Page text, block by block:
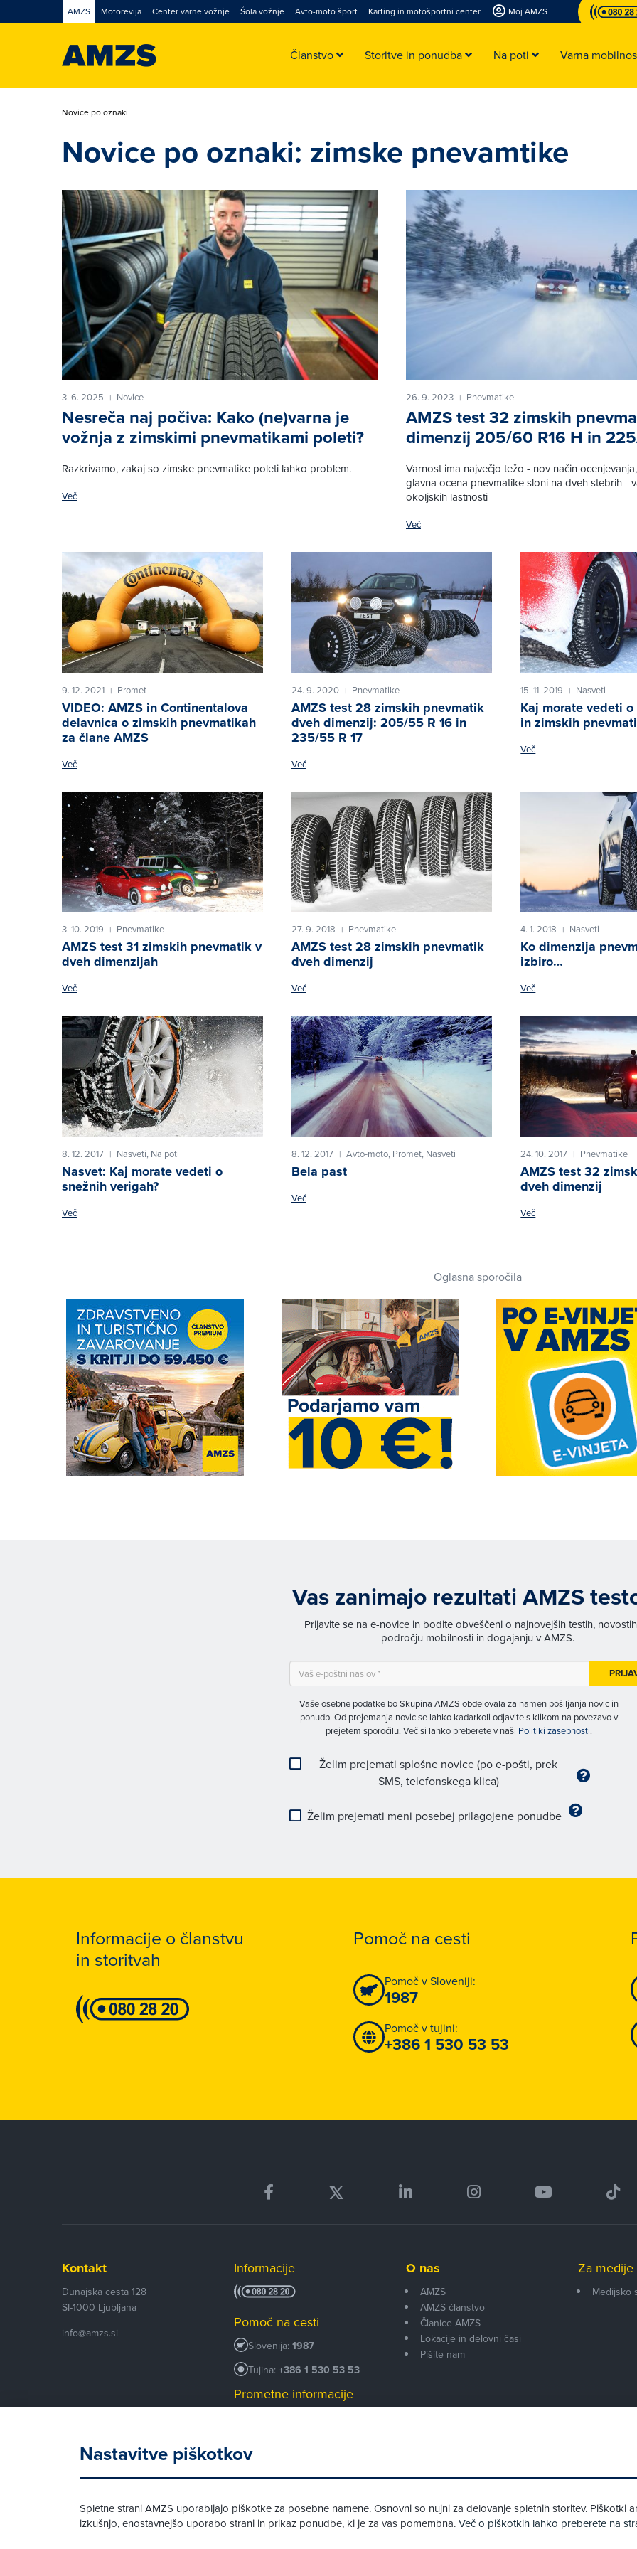
AMZS Motorevija Center varne vožnje Šola vožnje Avto-moto šport Karting in motošportni center Moj AMZS
Članstvo Storitve in ponudba Na poti Varna
Novice po oznaki
Novice po oznaki: zimske pnevamtike
3. 6. 2025 | Novice
Nesreča naj počiva: Kako (ne)varna je
vožnja z zimskimi pnevmatikami poleti?
Razkrivamo, zakaj so zimske pnevmatike poleti lahko problem.
Več
26. 9. 2023 | Pnevmatike
AMZS test 32 zimskih
dimenzij 205/60 R16 H in
Varnost ima največjo težo - nov način
glavna ocena pnevmatike sloni na dveh stebrih -
okoljskih lastnosti
Več
9. 12. 2021 | Promet
VIDEO: AMZS in Continentalova
delavnica o zimskih pnevmatikah
za člane AMZS
Več
24. 9. 2020 | Pnevmatike
AMZS test 28 zimskih pnevmatik
dveh dimenzij: 205/55 R 16 in
235/55 R 17
Več
15. 11. 2019 | Nasveti
Kaj morate vedeti
in zimskih
Več
3. 10. 2019 | Pnevmatike
AMZS test 31 zimskih pnevmatik v
dveh dimenzijah
Več
27. 9. 2018 | Pnevmatike
AMZS test 28 zimskih pnevmatik
dveh dimenzij
Več
4. 1. 2018 | Nasveti
Ko dimenzija
izbiro…
Več
8. 12. 2017 | Nasveti, Na poti
Nasvet: Kaj morate vedeti o
snežnih verigah?
Več
8. 12. 2017 | Avto-moto, Promet, Nasveti
Bela past
Več
24. 10. 2017 | Pnevmatike
AMZS test 32
dveh dimenzij
Več
Oglasna sporočila
Vas zanimajo rezultati AMZS
Prijavite se na e-novice in bodite obveščeni o najnovejših testih,
področju mobilnosti in dogajanju v AMZS.
Vaše osebne podatke bo Skupina AMZS obdelovala za namen pošiljanja novic in
ponudb. Od prejemanja novic se lahko kadarkoli odjavite s klikom na povezavo v
prejetem sporočilu. Več si lahko preberete v naši Politiki zasebnosti.
Želim prejemati splošne novice (po e-pošti, prek
SMS, telefonskega klica)
Želim prejemati meni posebej prilagojene ponudbe
Informacije o članstvu
in storitvah
Pomoč na cesti
Pomoč v Sloveniji:
1987
Pomoč v tujini:
+386 1 530 53 53
Kontakt
Dunajska cesta 128
SI-1000 Ljubljana
info@amzs.si
Informacije
Pomoč na cesti
Slovenija: 1987
Tujina: +386 1 530 53 53
Prometne informacije
iOS AMZS
O nas
AMZS
AMZS članstvo
Članice AMZS
Lokacije in delovni časi
Pišite nam
Za
Medijsko
Nastavitve piškotkov
Spletne strani AMZS uporabljajo piškotke za posebne namene. Osnovni so nujni za delovanje spletnih storitev. Piškotki
izkušnjo, enostavnejšo uporabo strani in prikaz ponudbe, ki je za vas pomembna.Več o piškotkih lahko preberete na